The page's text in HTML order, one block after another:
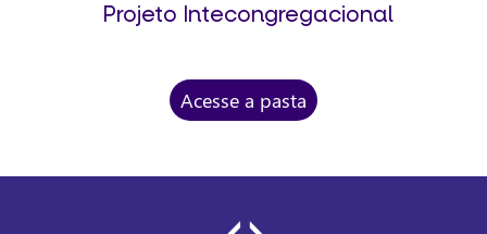
Projeto Intecongregacional
Acesse a pasta